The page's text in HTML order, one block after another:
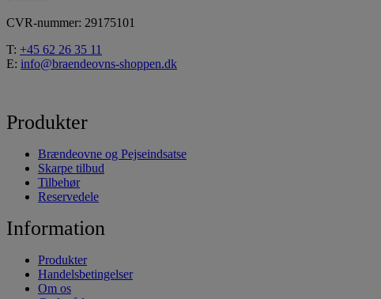
CVR-nummer: 29175101
T: +45 62 26 35 11
E: info@braendeovns-shoppen.dk
Produkter
Brændeovne og Pejseindsatse
Skarpe tilbud
Tilbehør
Reservedele
Information
Produkter
Handelsbetingelser
Om os